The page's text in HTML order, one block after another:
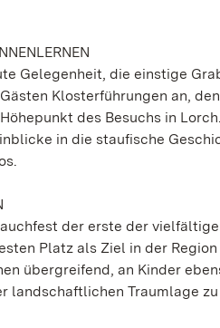
Gelegenheit, die einstige
Klosterführungen an,
des Besuchs in
in die staufische
der erste der
Platz als Ziel in der
übergreifend, an Kinder
landschaftlichen Traumlage